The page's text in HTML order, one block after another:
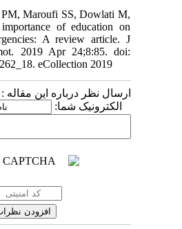
PM, Maroufi SS, Dowlati M,
importance of education on
A review article. J
2019 Apr 24;8:85. doi:
eCollection 2019
ارسال نظر درباره این مقاله :
الکترونیک شما: